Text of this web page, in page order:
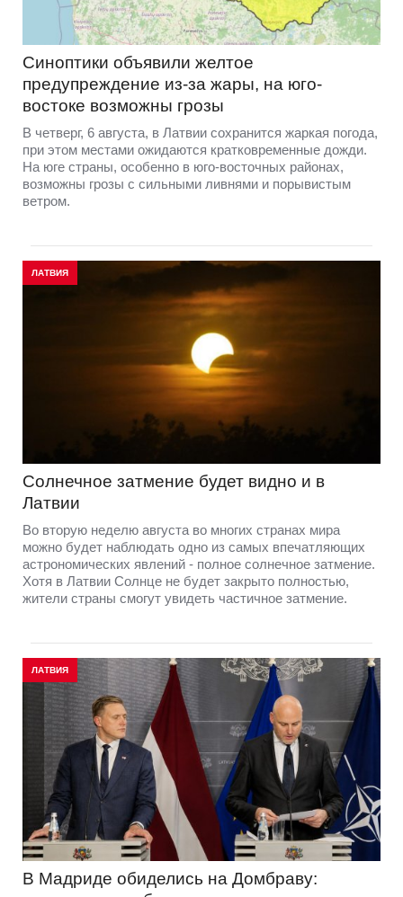
Синоптики объявили желтое
предупреждение из-за жары, на юго-
востоке возможны грозы
В четверг, 6 августа, в Латвии сохранится жаркая погода,
при этом местами ожидаются кратковременные дожди.
На юге страны, особенно в юго-восточных районах,
возможны грозы с сильными ливнями и порывистым
ветром.
ЛАТВИЯ
Солнечное затмение будет видно и в
Латвии
Во вторую неделю августа во многих странах мира
можно будет наблюдать одно из самых впечатляющих
астрономических явлений - полное солнечное затмение.
Хотя в Латвии Солнце не будет закрыто полностью,
жители страны смогут увидеть частичное затмение.
ЛАТВИЯ
В Мадриде обиделись на Домбраву: